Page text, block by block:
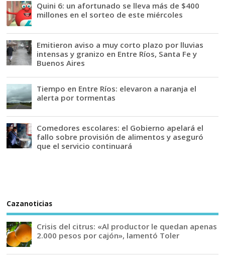
Quini 6: un afortunado se lleva más de $400
millones en el sorteo de este miércoles
Emitieron aviso a muy corto plazo por lluvias
intensas y granizo en Entre Ríos, Santa Fe y
Buenos Aires
Tiempo en Entre Ríos: elevaron a naranja el
alerta por tormentas
Comedores escolares: el Gobierno apelará el
fallo sobre provisión de alimentos y aseguró
que el servicio continuará
Cazanoticias
Crisis del citrus: «Al productor le quedan apenas
2.000 pesos por cajón», lamentó Toler